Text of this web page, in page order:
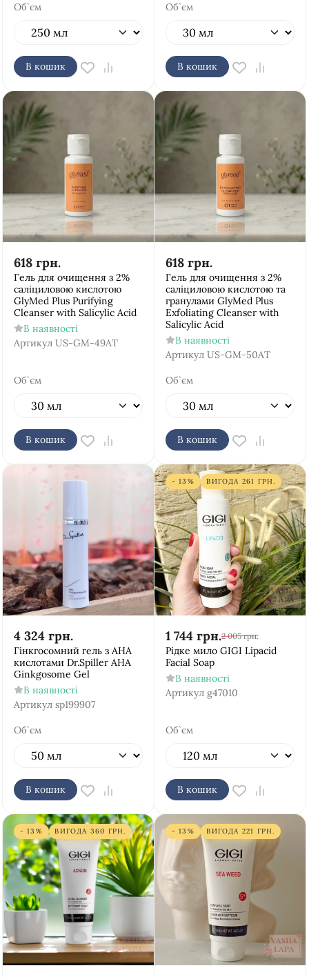
Об`єм
В кошик
Об`єм
В кошик
618 грн.
Гель для очищення з 2%
саліциловою кислотою
GlyMed Plus Purifying
Cleanser with Salicylic Acid
В наявності
Артикул US-GM-49AT
Об`єм
В кошик
618 грн.
Гель для очищення з 2%
саліциловою кислотою та
гранулами GlyMed Plus
Exfoliating Cleanser with
Salicylic Acid
В наявності
Артикул US-GM-50AT
Об`єм
В кошик
4 324 грн.
Гінкгосомний гель з АНА
кислотами Dr.Spiller AHA
Ginkgosome Gel
В наявності
Артикул sp199907
Об`єм
В кошик
- 13% ВИГОДА 261 ГРН.
1 744 грн.2 005 грн.
Рідке мило GIGI Lipacid
Facial Soap
В наявності
Артикул g47010
Об`єм
В кошик
- 13% ВИГОДА 360 ГРН. - 13% ВИГОДА 221 ГРН.